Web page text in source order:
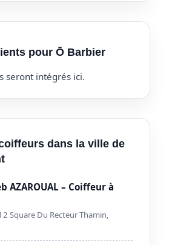
pour Ō Barbier
seront intégrés ici.
dans la ville de
AZAROUAL – Coiffeur à
2 Square Du Recteur Thamin,